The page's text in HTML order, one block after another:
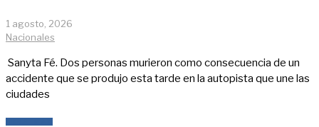
1 agosto, 2026
Nacionales
Sanyta Fé. Dos personas murieron como consecuencia de un
accidente que se produjo esta tarde en la autopista que une las
ciudades